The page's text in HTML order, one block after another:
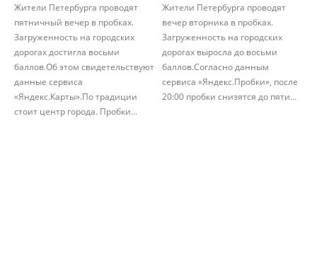
Жители Петербурга проводят
пятничный вечер в пробках.
Загруженность на городских
дорогах достигла восьми
баллов.Об этом свидетельствуют
данные сервиса
«Яндекс.Карты».По традиции
стоит центр города. Пробки...
Жители Петербурга проводят
вечер вторника в пробках.
Загруженность на городских
дорогах выросла до восьми
баллов.Согласно данным
сервиса «Яндекс.Пробки», после
20:00 пробки снизятся до пяти...